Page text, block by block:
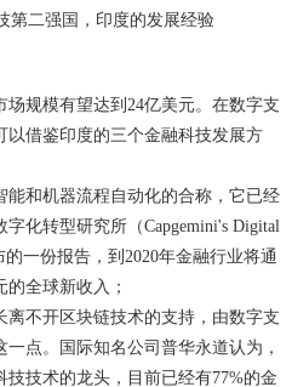
场规模有望达到24亿美元。在数字支
借鉴印度的三个金融科技发展方
能和机器流程自动化的合称，它已经
化转型研究所（Capgemini's Digital
的一份报告，到2020年金融行业将通
全球新收入；
离不开区块链技术的支持，由数字支
点。国际知名公司普华永道认为，
技技术的龙头，目前已经有77%的金